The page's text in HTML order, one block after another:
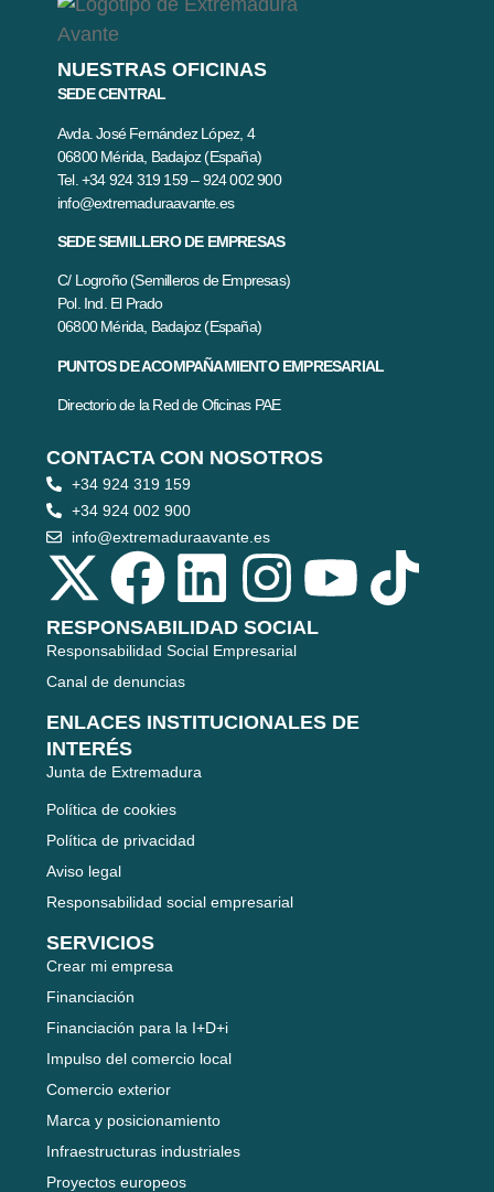
NUESTRAS OFICINAS
SEDE CENTRAL
Avda. José Fernández López, 4
06800 Mérida, Badajoz (España)
Tel. +34 924 319 159 – 924 002 900
info@extremaduraavante.es
SEDE SEMILLERO DE EMPRESAS
C/ Logroño (Semilleros de Empresas)
Pol. Ind. El Prado
06800 Mérida, Badajoz (España)
PUNTOS DE ACOMPAÑAMIENTO EMPRESARIAL
Directorio de la Red de Oficinas PAE
CONTACTA CON NOSOTROS
+34 924 319 159
+34 924 002 900
info@extremaduraavante.es
RESPONSABILIDAD SOCIAL
Responsabilidad Social Empresarial
Canal de denuncias
ENLACES INSTITUCIONALES DE
INTERÉS
Junta de Extremadura
Política de cookies
Política de privacidad
Aviso legal
Responsabilidad social empresarial
SERVICIOS
Crear mi empresa
Financiación
Financiación para la I+D+i
Impulso del comercio local
Comercio exterior
Marca y posicionamiento
Infraestructuras industriales
Proyectos europeos